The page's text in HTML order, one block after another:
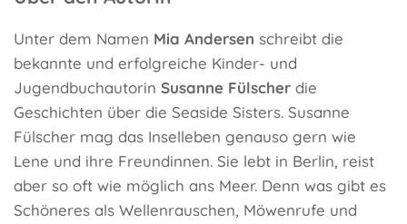
Unter dem Namen Mia Andersen schreibt die
bekannte und erfolgreiche Kinder- und
Jugendbuchautorin Susanne Fülscher die
Geschichten über die Seaside Sisters. Susanne
Fülscher mag das Inselleben genauso gern wie
Lene und ihre Freundinnen. Sie lebt in Berlin, reist
aber so oft wie möglich ans Meer. Denn was gibt es
Schöneres als Wellenrauschen, Möwenrufe und